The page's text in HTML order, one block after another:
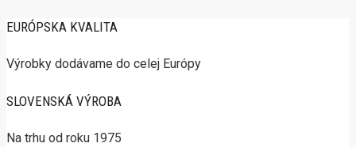
EURÓPSKA KVALITA
Výrobky dodávame do celej Európy
SLOVENSKÁ VÝROBA
Na trhu od roku 1975